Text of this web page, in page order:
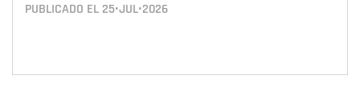
PUBLICADO EL 25•JUL•2026